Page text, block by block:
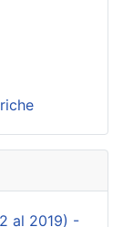
al 2019) -